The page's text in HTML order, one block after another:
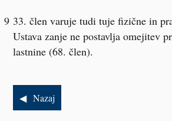
9 33. člen varuje tudi tuje fizične in
Ustava zanje ne postavlja omejitev
lastnine (68. člen).
Nazaj